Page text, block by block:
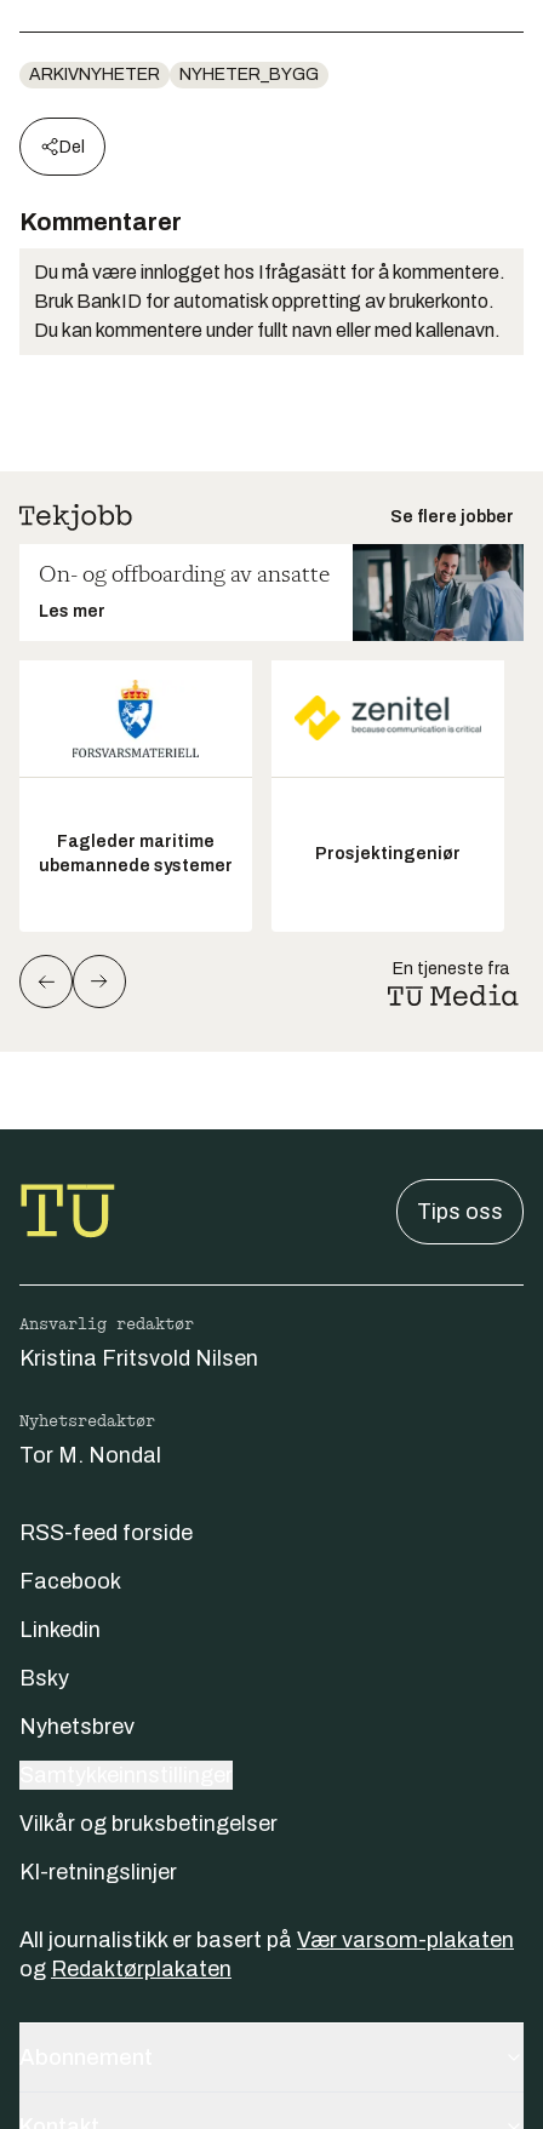
ARKIVNYHETER NYHETER_BYGG
Del
Kommentarer
Du må være innlogget hos Ifrågasätt for å kommentere.
Bruk BankID for automatisk oppretting av brukerkonto.
Du kan kommentere under fullt navn eller med kallenavn.
Se flere jobber
On- og offboarding av ansatte
Les mer
Fagleder maritime
ubemannede systemer
Prosjektingeniør
En tjeneste fra
Tips oss
Ansvarlig redaktør
Kristina Fritsvold Nilsen
Nyhetsredaktør
Tor M. Nondal
RSS-feed forside
Facebook
Linkedin
Bsky
Nyhetsbrev
Vilkår og bruksbetingelser
KI-retningslinjer
All journalistikk er basert på Vær varsom-plakaten
og Redaktørplakaten